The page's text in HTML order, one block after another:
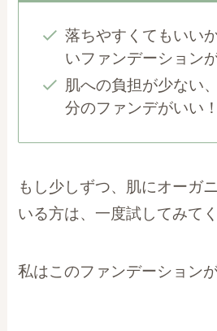
落ちやすくてもいい
いファンデーション
肌への負担が少ない
分のファンデがいい！
もし少しずつ、肌にオーガ
いる方は、一度試してみて
私はこのファンデーション